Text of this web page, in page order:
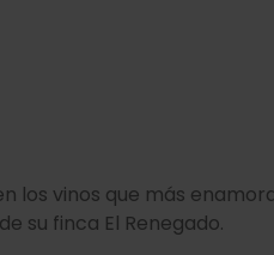
los vinos que más
su finca El Renegado.